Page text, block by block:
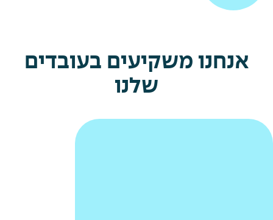
אנחנו משקיעים בעובדים
שלנו